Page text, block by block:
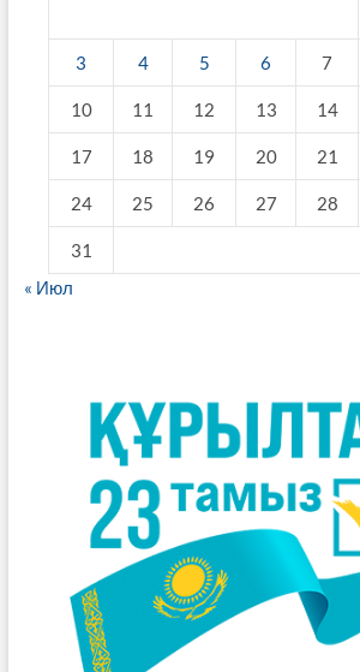
3 4 5 6 7
10 11 12 13 14
17 18 19 20 21
24 25 26 27 28
31
« Июл